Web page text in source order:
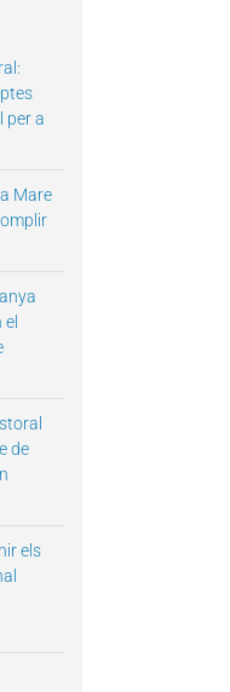
per a
Mare
de
els